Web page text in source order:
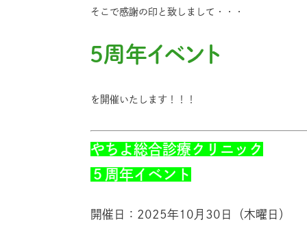
そこで感謝の印と致しまして・・・
５周年イベント
を開催いたします！！！
やちよ総合診療クリニック
５周年イベント
開催日：2025年10月30日（木曜日）